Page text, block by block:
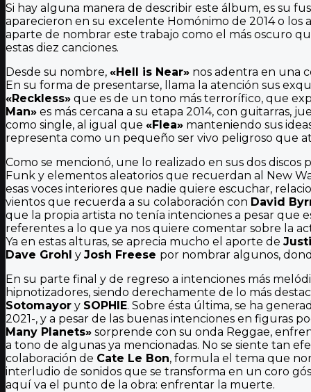
Si hay alguna manera de describir este álbum, es su
aparecieron en su excelente Homónimo de 2014 o los
aparte de nombrar este trabajo como el más oscuro
estas diez canciones.
Desde su nombre, «Hell is Near» nos adentra en una
En su forma de presentarse, llama la atención sus
«Reckless» que es de un tono más terrorífico, que
Man» es más cercana a su etapa 2014, con guitarras,
como single, al igual que «Flea» manteniendo sus
representa como un pequeño ser vivo peligroso que
Como se mencionó, une lo realizado en sus dos discos
Funk y elementos aleatorios que recuerdan al New
esas voces interiores que nadie quiere escuchar,
vientos que recuerda a su colaboración con David
que la propia artista no tenía intenciones a pesar que
referentes a lo que ya nos quiere comentar sobre la
Ya en estas alturas, se aprecia mucho el aporte de
Dave Grohl y Josh Freese por nombrar algunos,
En su parte final y de regreso a intenciones más
hipnotizadores, siendo derechamente de lo más
Sotomayor y SOPHIE. Sobre ésta última, se ha
2021-, y a pesar de las buenas intenciones en figuras
Many Planets» sorprende con su onda Reggae,
a tono de algunas ya mencionadas. No se siente tan
colaboración de Cate Le Bon, formula el tema que
interludio de sonidos que se transforma en un coro
aquí va el punto de la obra: enfrentar la muerte.